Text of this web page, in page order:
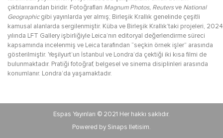
çıktılarıraından biridir. Fotoğrafları Magnum Photos, Reutersve National
Geographicgibi yayınlarda yer almış; Birleşik Krallık genelinde çeşitli
kamusal alanlarda sergilenmiştir. Küba ve Birleşik Krallık’taki projeleri, 2024
yılında LFT Gallery işbirliğiyle Leica’nın editoryal değerlendirme süreci
kapsamında incelenmiş ve Leica tarafından “seçkin örnek işler” arasında
gösterilmiştir. Yeşilyurt’un İstanbul ve Londra’da çektiği iki kısa filmi de
bulunmaktadır. Pratiği fotoğraf, belgesel ve sinema disiplinleri arasında
konumlanır. Londra’da yaşamaktadır.
Espas Yayınları © 2021 Her hakkı saklıdır.
Powered by Sinaps Iletisim.